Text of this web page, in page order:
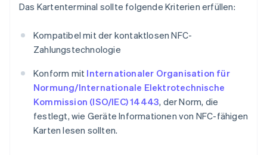
Das Kartenterminal sollte folgende Kriterien erfüllen:
Kompatibel mit der kontaktlosen NFC-
Zahlungstechnologie
Konform mit Internationaler Organisation für
Normung/Internationale Elektrotechnische
Kommission (ISO/IEC) 14443, der Norm, die
festlegt, wie Geräte Informationen von NFC-fähigen
Karten lesen sollten.